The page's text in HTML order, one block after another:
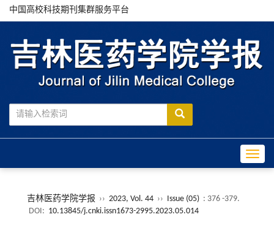
中国高校科技期刊集群服务平台
吉林医药学院学报 ›› 2023, Vol. 44 ›› Issue (05) : 376 -379.
DOI: 10.13845/j.cnki.issn1673-2995.2023.05.014